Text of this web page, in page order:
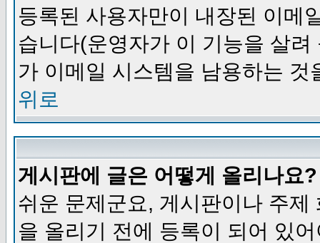
등록된 사용자만이 내장된 이메
습니다(운영자가 이 기능을 살
가 이메일 시스템을 남용하는 것
위로
게시판에 글은 어떻게 올리나요?
쉬운 문제군요, 게시판이나 주
을 올리기 전에 등록이 되어 있